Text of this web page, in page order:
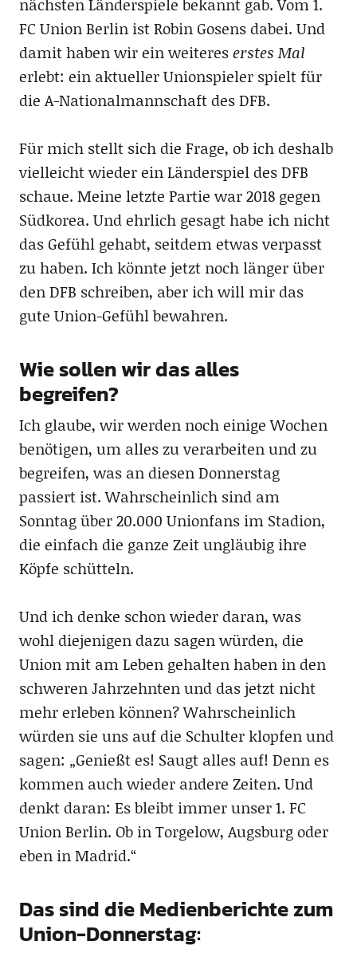
nächsten Länderspiele bekannt gab. Vom 1.
FC Union Berlin ist Robin Gosens dabei. Und
damit haben wir ein weitereserstes Mal
erlebt: ein aktueller Unionspieler spielt für
die A-Nationalmannschaft des DFB.
Für mich stellt sich die Frage, ob ich deshalb
vielleicht wieder ein Länderspiel des DFB
schaue. Meine letzte Partie war 2018 gegen
Südkorea. Und ehrlich gesagt habe ich nicht
das Gefühl gehabt, seitdem etwas verpasst
zu haben. Ich könnte jetzt noch länger über
den DFB schreiben, aber ich will mir das
gute Union-Gefühl bewahren.
Wie sollen wir das alles
begreifen?
Ich glaube, wir werden noch einige Wochen
benötigen, um alles zu verarbeiten und zu
begreifen, was an diesen Donnerstag
passiert ist. Wahrscheinlich sind am
Sonntag über 20.000 Unionfans im Stadion,
die einfach die ganze Zeit ungläubig ihre
Köpfe schütteln.
Und ich denke schon wieder daran, was
wohl diejenigen dazu sagen würden, die
Union mit am Leben gehalten haben in den
schweren Jahrzehnten und das jetzt nicht
mehr erleben können? Wahrscheinlich
würden sie uns auf die Schulter klopfen und
sagen: „Genießt es! Saugt alles auf! Denn es
kommen auch wieder andere Zeiten. Und
denkt daran: Es bleibt immer unser 1. FC
Union Berlin. Ob in Torgelow, Augsburg oder
eben in Madrid.“
Das sind die Medienberichte zum
Union-Donnerstag: